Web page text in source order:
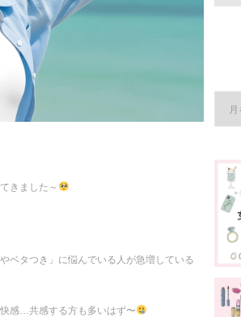
きました～
ベタつき」に悩んでいる人が急増している
感…共感する方も多いはず〜